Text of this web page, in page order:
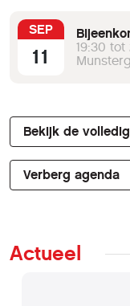
SEP
11
19:30 tot
Bekijk de
Verberg agenda
Actueel